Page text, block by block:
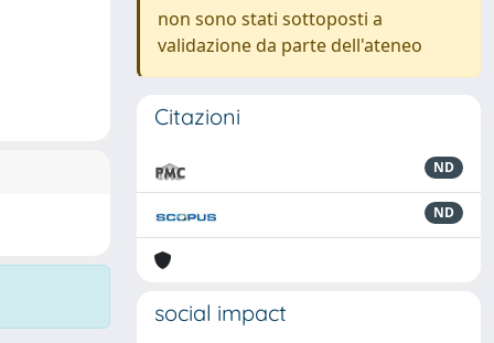
non sono stati sottoposti a
validazione da parte dell'ateneo
Citazioni
ND
ND
social impact